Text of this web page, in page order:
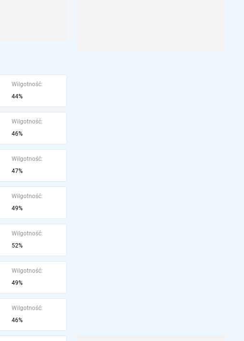
Wilgotność:
44%
Wilgotność:
46%
Wilgotność:
47%
Wilgotność:
49%
Wilgotność:
52%
Wilgotność:
49%
Wilgotność:
46%